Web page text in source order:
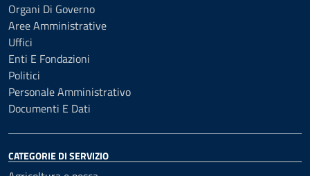
Organi Di Governo
Aree Amministrative
Uffici
Enti E Fondazioni
Politici
Personale Amministrativo
Documenti E Dati
CATEGORIE DI SERVIZIO